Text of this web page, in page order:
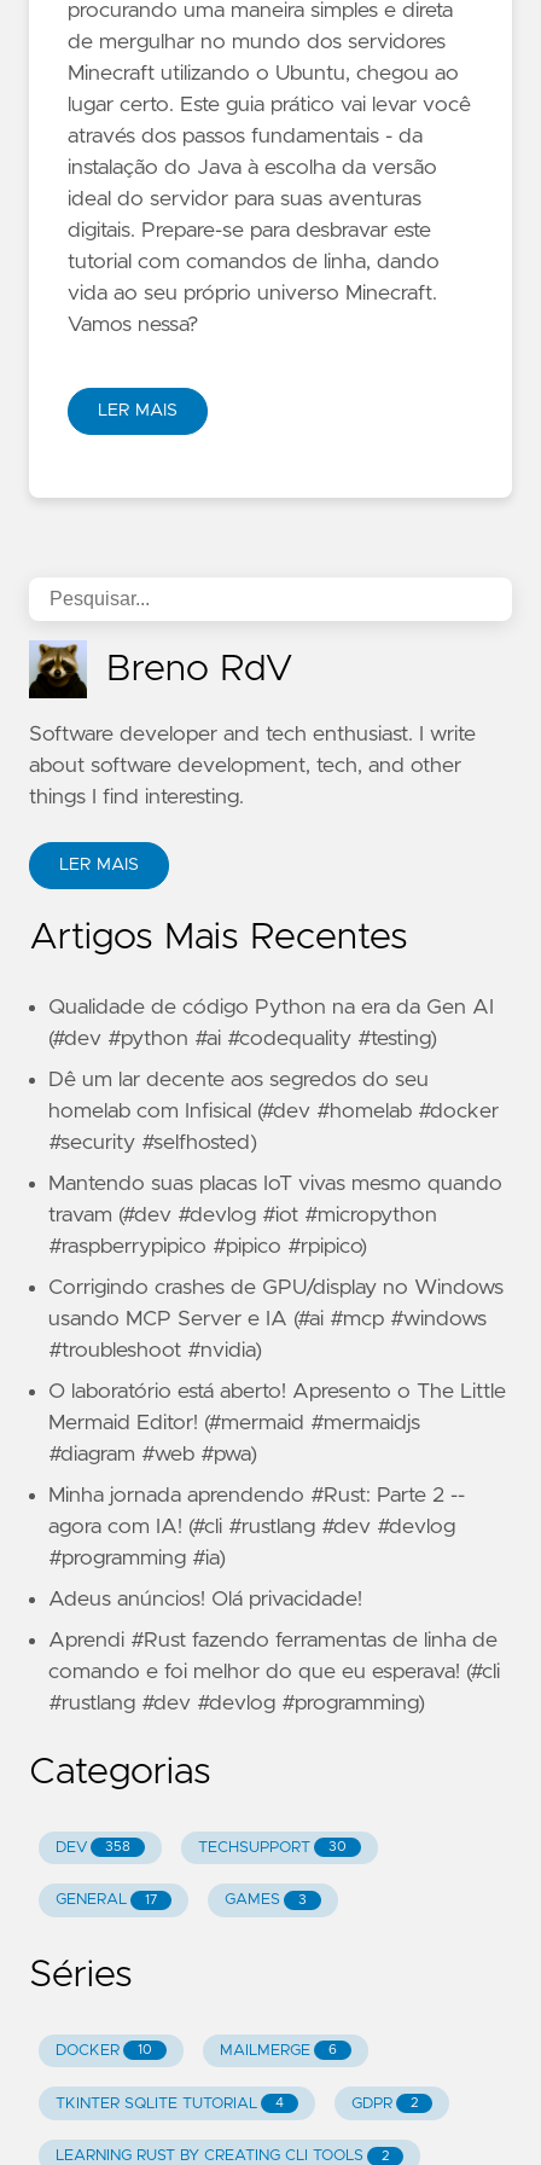
procurando uma maneira simples e direta
de mergulhar no mundo dos servidores
Minecraft utilizando o Ubuntu, chegou ao
lugar certo. Este guia prático vai levar você
através dos passos fundamentais - da
instalação do Java à escolha da versão
ideal do servidor para suas aventuras
digitais. Prepare-se para desbravar este
tutorial com comandos de linha, dando
vida ao seu próprio universo Minecraft.
Vamos nessa?
LER MAIS
Breno RdV
Software developer and tech enthusiast. I write
about software development, tech, and other
things I find interesting.
LER MAIS
Artigos Mais Recentes
Qualidade de código Python na era da Gen AI
(#dev #python #ai #codequality #testing)
Dê um lar decente aos segredos do seu
homelab com Infisical (#dev #homelab #docker
#security #selfhosted)
Mantendo suas placas IoT vivas mesmo quando
travam (#dev #devlog #iot #micropython
#raspberrypipico #pipico #rpipico)
Corrigindo crashes de GPU/display no Windows
usando MCP Server e IA (#ai #mcp #windows
#troubleshoot #nvidia)
O laboratório está aberto! Apresento o The Little
Mermaid Editor! (#mermaid #mermaidjs
#diagram #web #pwa)
Minha jornada aprendendo #Rust: Parte 2 --
agora com IA! (#cli #rustlang #dev #devlog
#programming #ia)
Adeus anúncios! Olá privacidade!
Aprendi #Rust fazendo ferramentas de linha de
comando e foi melhor do que eu esperava! (#cli
#rustlang #dev #devlog #programming)
Categorias
DEV 358 TECHSUPPORT 30
GENERAL 17 GAMES 3
Séries
DOCKER 10 MAILMERGE 6
TKINTER SQLITE TUTORIAL 4 GDPR 2
LEARNING RUST BY CREATING CLI TOOLS 2